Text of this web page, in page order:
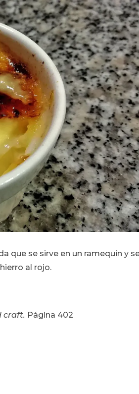
que se sirve en un ramequin y
al rojo.
craft. Página 402